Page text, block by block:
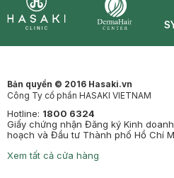
Bản quyền © 2016 Hasaki.vn
Công Ty cổ phần HASAKI VIETNAM
Hotline: 1800 6324
Giấy chứng nhận Đăng ký Kinh
hoạch và Đầu tư Thành phố Hồ Chí
Xem tất cả cửa hàng